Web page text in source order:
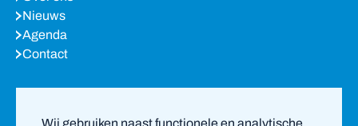
Wij gebruiken naast functionele en analytische
Nieuws
Agenda
Contact